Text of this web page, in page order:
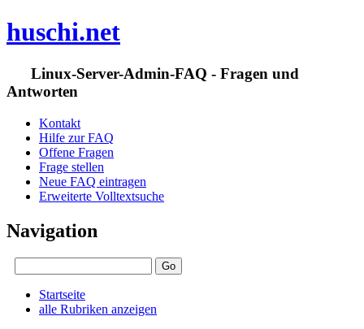
huschi.net
Linux-Server-Admin-FAQ - Fragen und
Antworten
Kontakt
Hilfe zur FAQ
Offene Fragen
Frage stellen
Neue FAQ eintragen
Erweiterte Volltextsuche
Navigation
Startseite
alle Rubriken anzeigen